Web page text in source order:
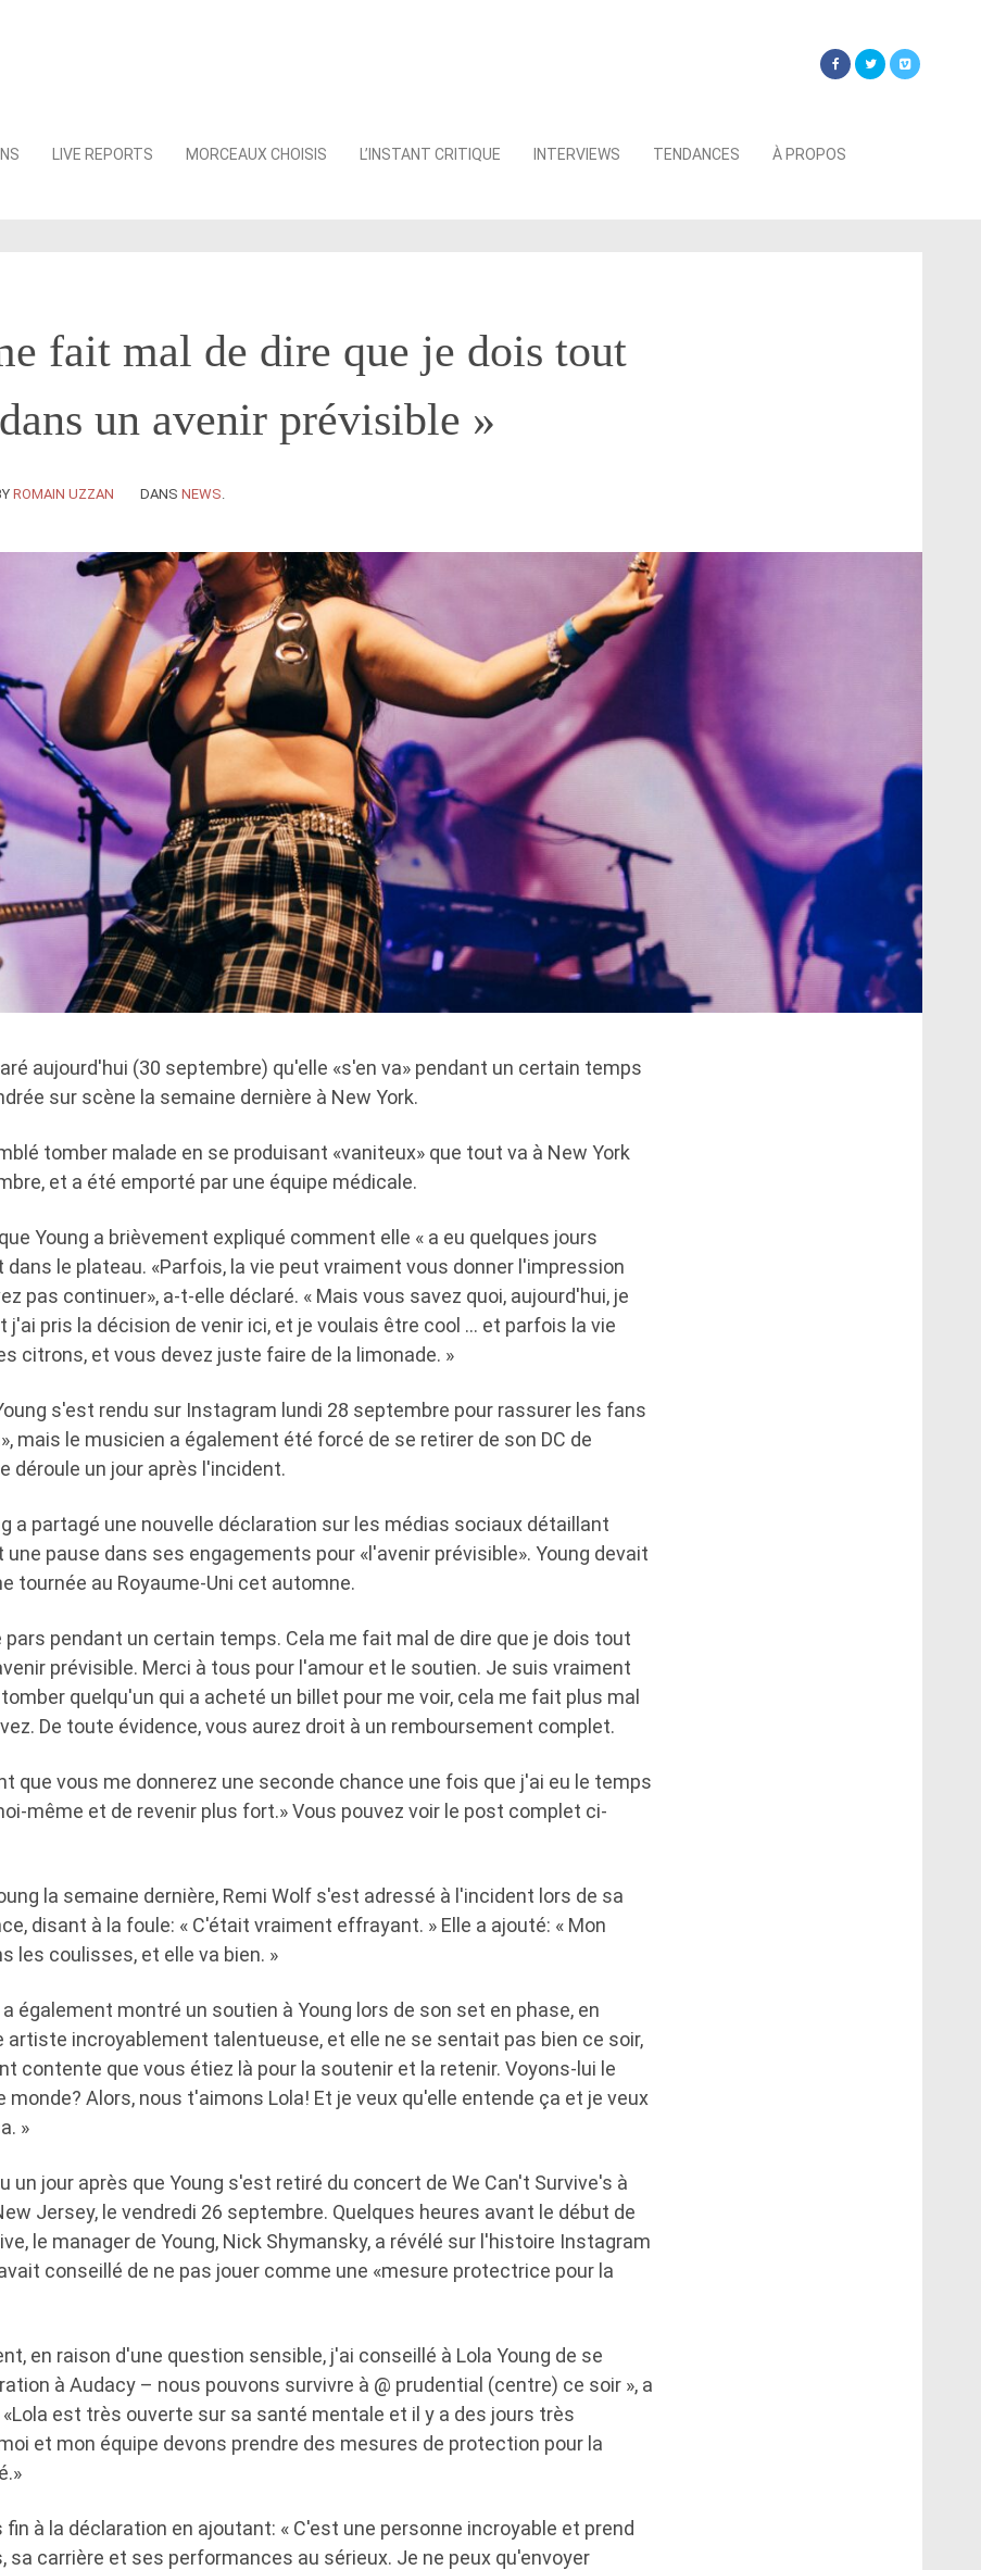
LIVE REPORTS MORCEAUX CHOISIS L’INSTANT CRITIQUE INTERVIEWS TENDANCES À PROPOS
fait mal de dire que je dois tout
un avenir prévisible »
ROMAIN UZZAN DANS NEWS
aujourd'hui (30 septembre) qu'elle «s'en va» pendant un certain temps
sur scène la semaine dernière à New York.
tomber malade en se produisant «vaniteux» que tout va à New York
et a été emporté par une équipe médicale.
Young a brièvement expliqué comment elle « a eu quelques jours
le plateau. «Parfois, la vie peut vraiment vous donner l'impression
pas continuer», a-t-elle déclaré. « Mais vous savez quoi, aujourd'hui, je
j'ai pris la décision de venir ici, et je voulais être cool … et parfois la vie
citrons, et vous devez juste faire de la limonade. »
s'est rendu sur Instagram lundi 28 septembre pour rassurer les fans
mais le musicien a également été forcé de se retirer de son DC de
déroule un jour après l'incident.
a partagé une nouvelle déclaration sur les médias sociaux détaillant
pause dans ses engagements pour «l'avenir prévisible». Young devait
tournée au Royaume-Uni cet automne.
pars pendant un certain temps. Cela me fait mal de dire que je dois tout
prévisible. Merci à tous pour l'amour et le soutien. Je suis vraiment
quelqu'un qui a acheté un billet pour me voir, cela me fait plus mal
De toute évidence, vous aurez droit à un remboursement complet.
que vous me donnerez une seconde chance une fois que j'ai eu le temps
même et de revenir plus fort.» Vous pouvez voir le post complet ci-
la semaine dernière, Remi Wolf s'est adressé à l'incident lors de sa
disant à la foule: « C'était vraiment effrayant. » Elle a ajouté: « Mon
les coulisses, et elle va bien. »
également montré un soutien à Young lors de son set en phase, en
artiste incroyablement talentueuse, et elle ne se sentait pas bien ce soir,
contente que vous étiez là pour la soutenir et la retenir. Voyons-lui le
monde? Alors, nous t'aimons Lola! Et je veux qu'elle entende ça et je veux
»
un jour après que Young s'est retiré du concert de We Can't Survive's à
Jersey, le vendredi 26 septembre. Quelques heures avant le début de
le manager de Young, Nick Shymansky, a révélé sur l'histoire Instagram
conseillé de ne pas jouer comme une «mesure protectrice pour la
en raison d'une question sensible, j'ai conseillé à Lola Young de se
à Audacy – nous pouvons survivre à @ prudential (centre) ce soir », a
est très ouverte sur sa santé mentale et il y a des jours très
et mon équipe devons prendre des mesures de protection pour la
fin à la déclaration en ajoutant: « C'est une personne incroyable et prend
sa carrière et ses performances au sérieux. Je ne peux qu'envoyer